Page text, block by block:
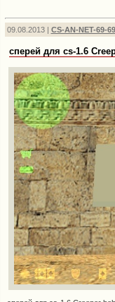
09.08.2013 | CS-AN-NET-69-69
сперей для cs-1.6